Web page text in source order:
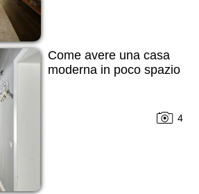
Come avere una casa
moderna in poco spazio
4